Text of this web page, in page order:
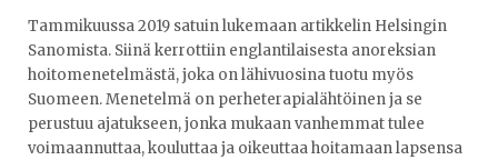
Tammikuussa 2019 satuin lukemaan artikkelin Helsingin
Sanomista. Siinä kerrottiin englantilaisesta anoreksian
hoitomenetelmästä, joka on lähivuosina tuotu myös
Suomeen. Menetelmä on perheterapialähtöinen ja se
perustuu ajatukseen, jonka mukaan vanhemmat tulee
voimaannuttaa, kouluttaa ja oikeuttaa hoitamaan lapsensa